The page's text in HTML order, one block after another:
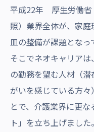
平成22年 厚生労働省
照）業界全体が、家
皿の整備が課題となっ
そこでネオキャリア
の勤務を望む人材（
がいを感じている方
とで、介護業界に更
ト」を立ち上げまし